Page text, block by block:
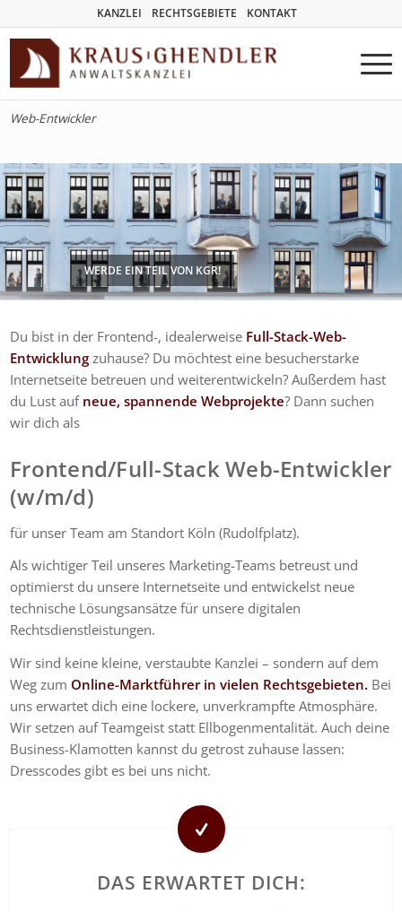
KANZLEI RECHTSGEBIETE KONTAKT
Web-Entwickler
WERDE EIN TEIL VON KGR!
Du bist in der Frontend-, idealerweise Full-Stack-Web-
Entwicklung zuhause? Du möchtest eine besucherstarke
Internetseite betreuen und weiterentwickeln? Außerdem hast
du Lust auf neue, spannende Webprojekte? Dann suchen
wir dich als
Frontend/Full-Stack Web-Entwickler
(w/m/d)
für unser Team am Standort Köln (Rudolfplatz).
Als wichtiger Teil unseres Marketing-Teams betreust und
optimierst du unsere Internetseite und entwickelst neue
technische Lösungsansätze für unsere digitalen
Rechtsdienstleistungen.
Wir sind keine kleine, verstaubte Kanzlei – sondern auf dem
Weg zum Online-Marktführer in vielen Rechtsgebieten. Bei
uns erwartet dich eine lockere, unverkrampfte Atmosphäre.
Wir setzen auf Teamgeist statt Ellbogenmentalität. Auch deine
Business-Klamotten kannst du getrost zuhause lassen:
Dresscodes gibt es bei uns nicht.
DAS ERWARTET DICH: